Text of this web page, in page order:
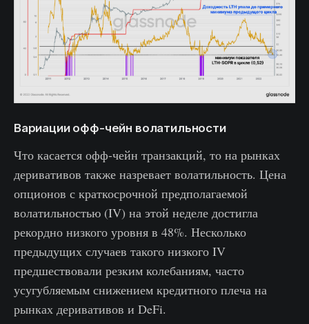
Вариации офф-чейн волатильности
Что касается офф-чейн транзакций, то на рынках
деривативов также назревает волатильность. Цена
опционов с краткосрочной предполагаемой
волатильностью (IV) на этой неделе достигла
рекордно низкого уровня в 48%. Несколько
предыдущих случаев такого низкого IV
предшествовали резким колебаниям, часто
усугубляемым снижением кредитного плеча на
рынках деривативов и DeFi.